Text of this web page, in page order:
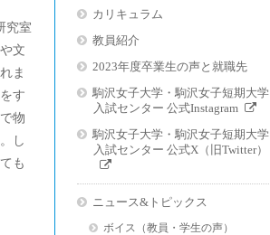
究室
文
ま
す
物
し
も
カリキュラム
教員紹介
2023年度卒業生の声と就職先
駒沢女子大学・駒沢女子短期大学
入試センター 公式Instagram
駒沢女子大学・駒沢女子短期大学
入試センター 公式X（旧Twitter）
ニュース&トピックス
ボイス（教員・学生の声）